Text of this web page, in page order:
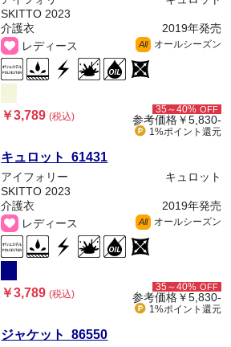
SKITTO 2023
介護衣
2019年発売
レディース
All オールシーズン
￥3,789(税込)
35～40% OFF
参考価格￥5,830-
1%ポイント 還元
キュロット 61431
アイフォリー
キュロット
SKITTO 2023
介護衣
2019年発売
レディース
All オールシーズン
￥3,789(税込)
35～40% OFF
参考価格￥5,830-
1%ポイント 還元
ジャケット 86550